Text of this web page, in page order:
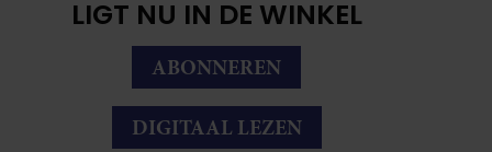
LIGT NU IN DE WINKEL
ABONNEREN
DIGITAAL LEZEN